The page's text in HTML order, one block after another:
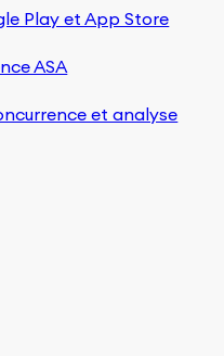
Play et App Store
ASA
et analyse